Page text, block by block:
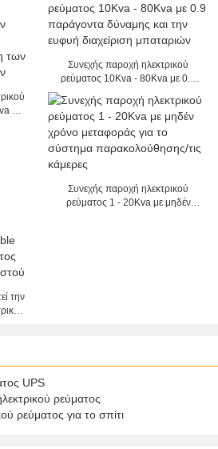
με
Συνεχής παροχή ηλεκτρικού
ρεύματος 10Kva - 80Kva με 0.9
παράγοντα δύναμης και την ευφυή
διαχείριση μπαταριών
Συνεχής παροχή ηλεκτρικού
ρεύματος 1 - 20Kva με μηδέν
την
UPS
ρεύματος
ρεύματος για το σπίτι